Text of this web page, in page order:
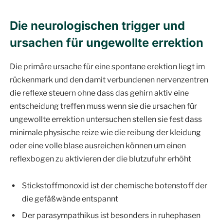
Die neurologischen trigger und
ursachen für ungewollte errektion
Die primäre ursache für eine spontane erektion liegt im
rückenmark und den damit verbundenen nervenzentren
die reflexe steuern ohne dass das gehirn aktiv eine
entscheidung treffen muss wenn sie die ursachen für
ungewollte errektion untersuchen stellen sie fest dass
minimale physische reize wie die reibung der kleidung
oder eine volle blase ausreichen können um einen
reflexbogen zu aktivieren der die blutzufuhr erhöht
Stickstoffmonoxid ist der chemische botenstoff der
die gefäßwände entspannt
Der parasympathikus ist besonders in ruhephasen